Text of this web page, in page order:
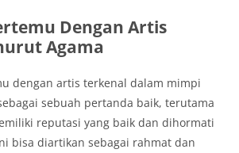
Dengan Artis
Agama
dengan artis terkenal dalam mimpi
sebuah pertanda baik, terutama
reputasi yang baik dan dihormati
bisa diartikan sebagai rahmat dan